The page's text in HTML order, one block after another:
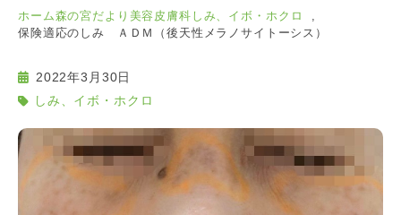
ホーム森の宮だより 美容皮膚科 しみ、イボ・ホクロ
保険適応のしみ ＡＤＭ（後天性メラノサイトーシス）
2022年3月30日
しみ、イボ・ホクロ